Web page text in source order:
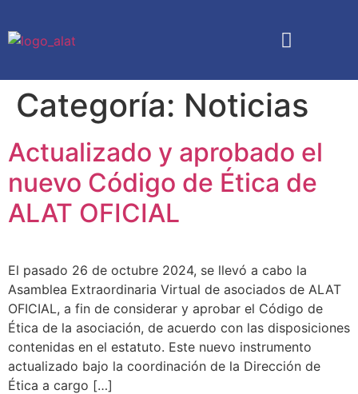
Categoría: Noticias
Actualizado y aprobado el
nuevo Código de Ética de
ALAT OFICIAL
El pasado 26 de octubre 2024, se llevó a cabo la
Asamblea Extraordinaria Virtual de asociados de ALAT
OFICIAL, a fin de considerar y aprobar el Código de
Ética de la asociación, de acuerdo con las disposiciones
contenidas en el estatuto. Este nuevo instrumento
actualizado bajo la coordinación de la Dirección de
Ética a cargo […]